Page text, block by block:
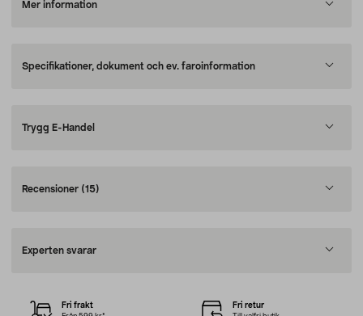
Mer information
Specifikationer, dokument och ev. faroinformation
Trygg E-Handel
Recensioner (15)
Experten svarar
Fri frakt Fri retur